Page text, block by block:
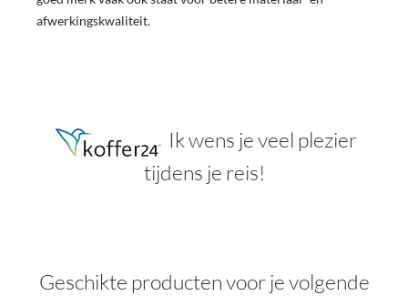
afwerkingskwaliteit.
Ik wens je veel plezier
tijdens je reis!
Geschikte producten voor je volgende